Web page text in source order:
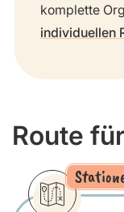
komplette
individuellen
Route